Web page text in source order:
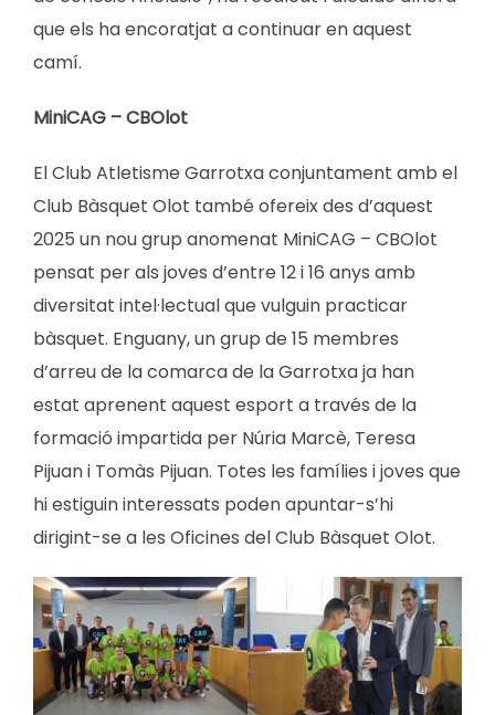
que els ha encoratjat a continuar en aquest
camí.
MiniCAG – CBOlot
El Club Atletisme Garrotxa conjuntament amb el
Club Bàsquet Olot també ofereix des d’aquest
2025 un nou grup anomenat MiniCAG – CBOlot
pensat per als joves d’entre 12 i 16 anys amb
diversitat intel·lectual que vulguin practicar
bàsquet. Enguany, un grup de 15 membres
d’arreu de la comarca de la Garrotxa ja han
estat aprenent aquest esport a través de la
formació impartida per Núria Marcè, Teresa
Pijuan i Tomàs Pijuan. Totes les famílies i joves que
hi estiguin interessats poden apuntar-s’hi
dirigint-se a les Oficines del Club Bàsquet Olot.